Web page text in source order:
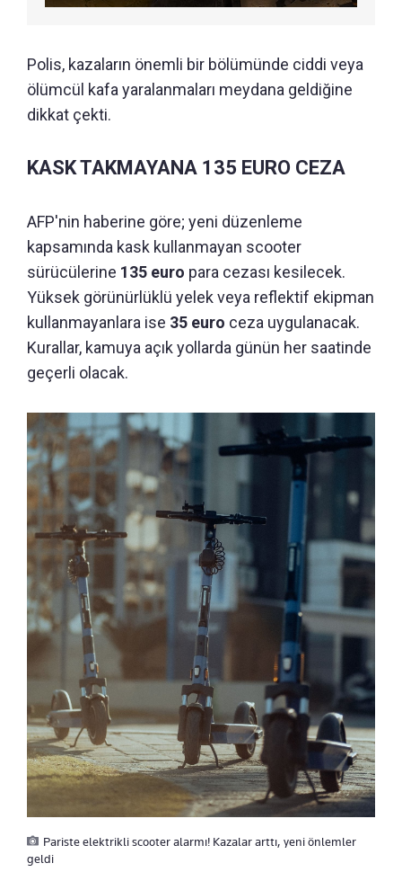
Polis, kazaların önemli bir bölümünde ciddi veya
ölümcül kafa yaralanmaları meydana geldiğine
dikkat çekti.
KASK TAKMAYANA 135 EURO CEZA
AFP'nin haberine göre; yeni düzenleme
kapsamında kask kullanmayan scooter
sürücülerine 135 euro para cezası kesilecek.
Yüksek görünürlüklü yelek veya reflektif ekipman
kullanmayanlara ise 35 euro ceza uygulanacak.
Kurallar, kamuya açık yollarda günün her saatinde
geçerli olacak.
Pariste elektrikli scooter alarmı! Kazalar arttı, yeni önlemler
geldi